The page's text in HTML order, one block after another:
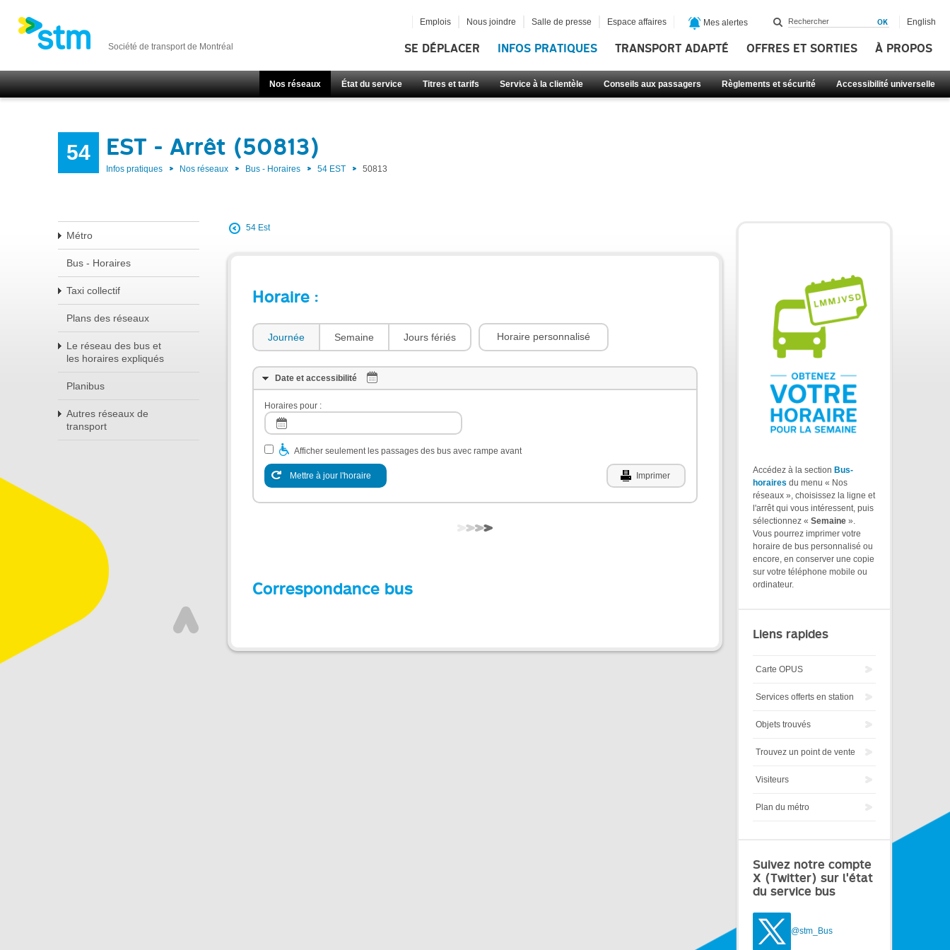
Société de transport de Montréal SE DÉPLACER INFOS PRATIQUES TRANSPORT ADAPTÉ OFFRES ET SORTIES À PROPOS
Nos réseaux État du service Titres et tarifs Service à la clientèle Conseils aux passagers Règlements et sécurité Accessibilité universelle
Emplois Nous joindre Salle de presse Espace affaires Mes alertes English
54 EST - Arrêt (50813)
Infos pratiques Nos réseaux Bus - Horaires 54 EST 50813
Métro
Bus - Horaires
Taxi collectif
Plans des réseaux
Le réseau des bus et
les horaires expliqués
Planibus
Autres réseaux de
transport
54 Est
Horaire :
Journée Semaine Jours fériés Horaire personnalisé
Date et accessibilité
Horaires pour :
Afficher seulement les passages des bus avec rampe avant
Mettre à jour l'horaire Imprimer
Correspondance bus
Accédez à la section Bus-
horaires du menu « Nos
réseaux », choisissez la ligne et
l'arrêt qui vous intéressent, puis
sélectionnez « Semaine ».
Vous pourrez imprimer votre
horaire de bus personnalisé ou
encore, en conserver une copie
sur votre téléphone mobile ou
ordinateur.
Liens rapides
Carte OPUS
Services offerts en station
Objets trouvés
Trouvez un point de vente
Visiteurs
Plan du métro
Suivez notre compte
X (Twitter) sur l'état
du service bus
@stm_Bus